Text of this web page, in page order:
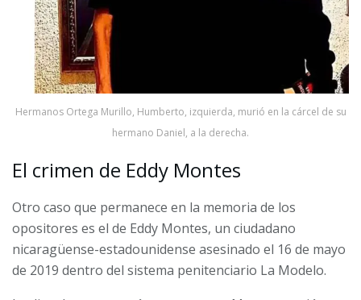
Hermanos Ortega Murillo, Humberto, izquierda, murió en la cárcel de su
hermano Daniel, a la derecha.
El crimen de Eddy Montes
Otro caso que permanece en la memoria de los
opositores es el de Eddy Montes, un ciudadano
nicaragüense-estadounidense asesinado el 16 de mayo
de 2019 dentro del sistema penitenciario La Modelo.